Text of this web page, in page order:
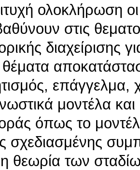
ολοκλήρωση οι
στις
διαχείρισης
θέματα
επάγγελμα,
μοντέλα
όπως το
σχεδιασμένης
θεωρία των